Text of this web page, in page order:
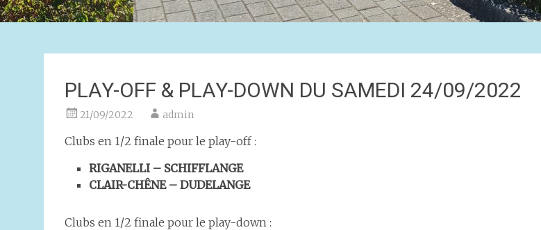
PLAY-OFF & PLAY-DOWN DU SAMEDI 24/09/2022
21/09/2022 admin
Clubs en 1/2 finale pour le play-off :
RIGANELLI – SCHIFFLANGE
CLAIR-CHÊNE – DUDELANGE
Clubs en 1/2 finale pour le play-down :